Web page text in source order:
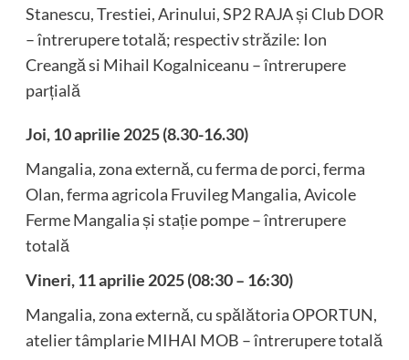
Stanescu, Trestiei, Arinului, SP2 RAJA și Club DOR
– întrerupere totală; respectiv străzile: Ion
Creangă si Mihail Kogalniceanu – întrerupere
parțială
Joi, 10 aprilie 2025 (8.30-16.30)
Mangalia, zona externă, cu ferma de porci, ferma
Olan, ferma agricola Fruvileg Mangalia, Avicole
Ferme Mangalia și stație pompe – întrerupere
totală
Vineri, 11 aprilie 2025 (08:30 – 16:30)
Mangalia, zona externă, cu spălătoria OPORTUN,
atelier tâmplarie MIHAI MOB – întrerupere totală